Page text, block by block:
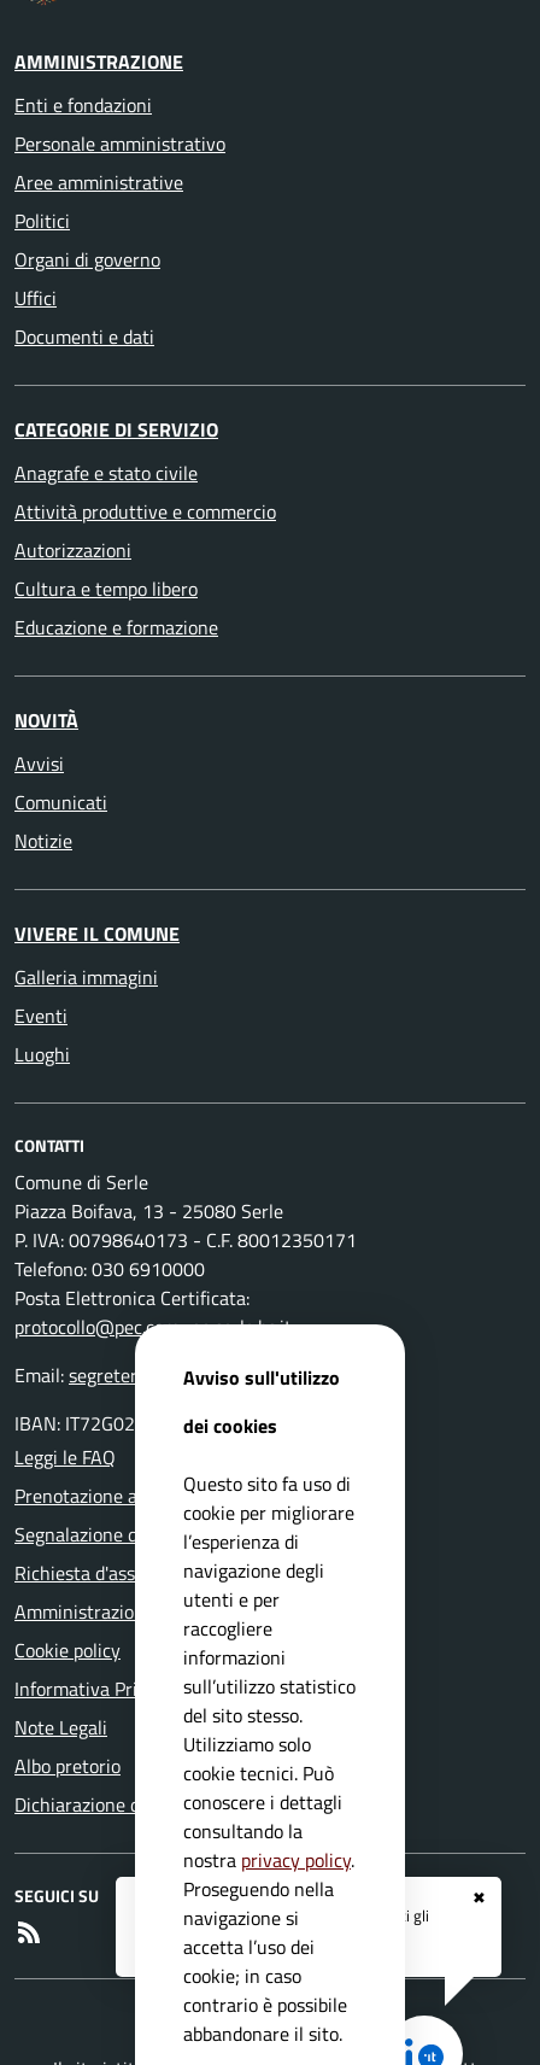
✖
Registrati ai serviziAPP IO
e ricevi tutti gli
aggiornamenti dall'Ente
AMMINISTRAZIONE
Enti e fondazioni
Personale amministrativo
Aree amministrative
Politici
Organi di governo
Uffici
Documenti e dati
CATEGORIE DI SERVIZIO
Anagrafe e stato civile
Attività produttive e commercio
Autorizzazioni
Cultura e tempo libero
Educazione e formazione
NOVITÀ
Avvisi
Comunicati
Notizie
VIVERE IL COMUNE
Galleria immagini
Eventi
Luoghi
CONTATTI
Comune di Serle
Piazza Boifava, 13 - 25080 Serle
P. IVA: 00798640173 - C.F. 80012350171
Telefono: 030 6910000
Posta Elettronica Certificata:
protocollo@pec.comune.serle.bs.it
Email:segreteria@comune.serle.bs.it
IBAN: IT72G0200811200 000107409328
Leggi le FAQ
Prenotazione appuntamento
Segnalazione disservizio
Richiesta d'assistenza
Amministrazione trasparente
Cookie policy
Informativa Privacy
Note Legali
Albo pretorio
Dichiarazione di accessibilità
SEGUICI SU
Avviso sull'utilizzo
dei cookies
Questo sito fa uso di
cookie per migliorare
l’esperienza di
navigazione degli
utenti e per
raccogliere
informazioni
sull’utilizzo statistico
del sito stesso.
Utilizziamo solo
cookie tecnici. Può
conoscere i dettagli
consultando la
nostra privacy policy.
Proseguendo nella
navigazione si
accetta l’uso dei
cookie; in caso
contrario è possibile
abbandonare il sito.